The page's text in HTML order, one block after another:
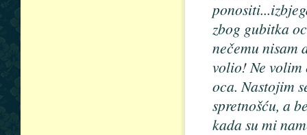
zbog gubitka
nečemu nisam
volio! Ne
oca. Nastojim
spretnošću, a
kada su mi